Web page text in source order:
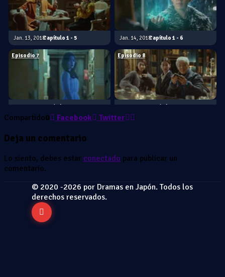
1 - 5
Jan. 13, 2018 1 - 6
Jan. 14, 2018
Episodio 7 Episodio 8
Episodio 11
Compartido0 Facebook Twitter
Deja un comentario
Lo siento, debes estar conectado para publicar un
comentario.
© 2020 -2026 por Dramas en Japón. Todos los
derechos reservados.